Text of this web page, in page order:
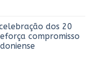
dos 20
compromisso